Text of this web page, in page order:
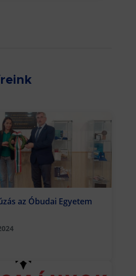
az Óbudai Egyetem